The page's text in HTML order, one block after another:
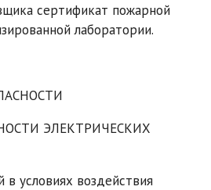
сертификат пожарной
лаборатории.
ЭЛЕКТРИЧЕСКИХ
в условиях воздействия